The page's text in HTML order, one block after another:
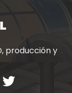
producción y